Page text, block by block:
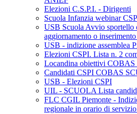
Elezioni C.S.P.I. - Dirigenti
Scuola Infanzia webinar
USB Scuola Avvio sportello
aggiornamento o
USB - indizione assemblea
Elezioni CSPI. Lista n. 2
Locandina obiettivi COBAS
Candidati CSPI COBAS
USB - Elezioni CSPI
UIL - SCUOLA Lista
FLC CGIL Piemonte -
regionale in orario di